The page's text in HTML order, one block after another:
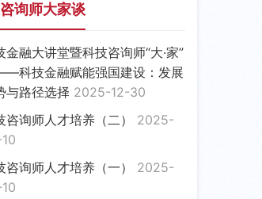
询师大家谈
金融大讲堂暨科技咨询师“大·家”
科技金融赋能强国建设：发展
与路径选择 2025-12-30
咨询师人才培养（二） 2025-
咨询师人才培养（一） 2025-